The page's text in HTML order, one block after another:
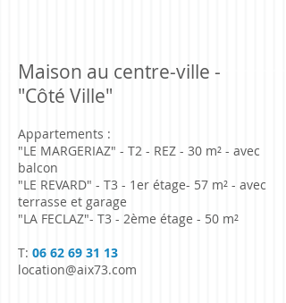
Maison au centre-ville -
"Côté Ville"
Appartements :
"LE MARGERIAZ" - T2 - REZ - 30 m² - avec
balcon
"LE REVARD" - T3 - 1er étage- 57 m² - avec
terrasse et garage
"LA FECLAZ"- T3 - 2ème étage - 50 m²
T: 06 62 69 31 13
location@aix73.com